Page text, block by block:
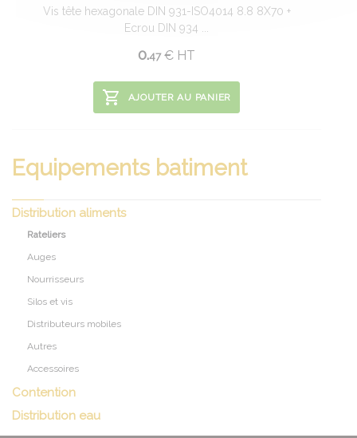
Vis tête hexagonale DIN 931-ISO4014 8.8 8X70 +
Ecrou DIN 934 ...
0.47 € HT
AJOUTER AU PANIER
Equipements batiment
Distribution aliments
Rateliers
Auges
Nourrisseurs
Silos et vis
Distributeurs mobiles
Autres
Accessoires
Contention
Distribution eau